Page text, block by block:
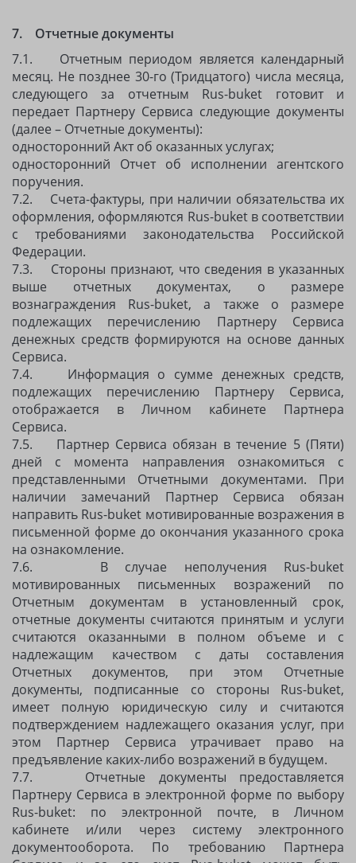
7. Отчетные документы
7.1. Отчетным периодом является календарный
месяц. Не позднее 30-го (Тридцатого) числа месяца,
следующего за отчетным Rus-buket готовит и
передает Партнеру Сервиса следующие документы
(далее – Отчетные документы):
односторонний Акт об оказанных услугах;
односторонний Отчет об исполнении агентского
поручения.
7.2. Счета-фактуры, при наличии обязательства их
оформления, оформляются Rus-buket в соответствии
с требованиями законодательства Российской
Федерации.
7.3. Стороны признают, что сведения в указанных
выше отчетных документах, о размере
вознаграждения Rus-buket, а также о размере
подлежащих перечислению Партнеру Сервиса
денежных средств формируются на основе данных
Сервиса.
7.4. Информация о сумме денежных средств,
подлежащих перечислению Партнеру Сервиса,
отображается в Личном кабинете Партнера
Сервиса.
7.5. Партнер Сервиса обязан в течение 5 (Пяти)
дней с момента направления ознакомиться с
представленными Отчетными документами. При
наличии замечаний Партнер Сервиса обязан
направить Rus-buket мотивированные возражения в
письменной форме до окончания указанного срока
на ознакомление.
7.6. В случае неполучения Rus-buket
мотивированных письменных возражений по
Отчетным документам в установленный срок,
отчетные документы считаются принятым и услуги
считаются оказанными в полном объеме и с
надлежащим качеством с даты составления
Отчетных документов, при этом Отчетные
документы, подписанные со стороны Rus-buket,
имеет полную юридическую силу и считаются
подтверждением надлежащего оказания услуг, при
этом Партнер Сервиса утрачивает право на
предъявление каких-либо возражений в будущем.
7.7. Отчетные документы предоставляется
Партнеру Сервиса в электронной форме по выбору
Rus-buket: по электронной почте, в Личном
кабинете и/или через систему электронного
документооборота. По требованию Партнера